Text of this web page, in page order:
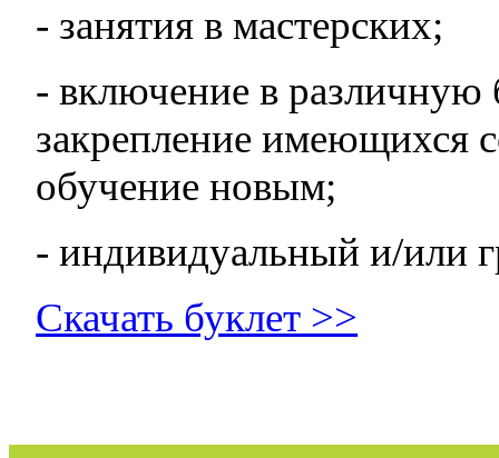
- занятия в мастерских;
- включение в различную
закрепление имеющихся
обучение новым;
- индивидуальный и/или
Скачать буклет >>